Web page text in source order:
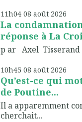
11h04 08 août 2026
La
réponse à La
p ar Axel Tisserand
10h45 08 août 2026
Qu’est-ce qui
de Poutine...
Il a apparemment
cherchait...